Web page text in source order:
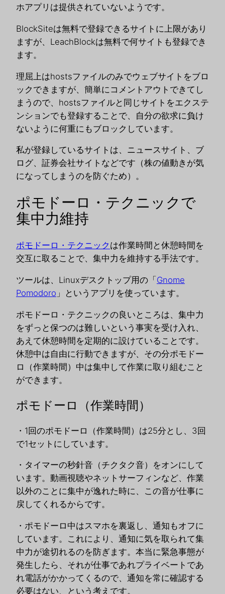
ホアプリは提供されていないようです。
BlockSiteは無料で登録できるサイトに上限があり
ますが、LeachBlockは無料で何サイトも登録でき
ます。
理屈上はhostsファイルのみでウェブサイトをブロ
ックできますが、簡単にコメントアウトできてし
まうので、hostsファイルと同じサイトをエクステ
ンションでも登録することで、自分の欲求に負け
ないように何重にもブロックしています。
私が登録しているサイトは、ニュースサイト、ブ
ログ、証券会社サイトなどです（株の値動きが気
になってしまうのを防ぐため）。
ポモドーロ・テクニックで
集中力維持
ポモドーロ・テクニック は作業時間と休憩時間を
交互に取ることで、集中力を維持する手法です。
ツールは、Linuxデスクトップ用の「Gnome
Pomodoro 」というアプリを使っています。
ポモドーロ・テクニックの良いところは、集中力
をずっと保つのは難しいという事実を受け入れ、
あえて休憩時間を定期的に設けていることです。
休憩中は自由に行動できますが、その分ポモドー
ロ（作業時間）中は集中して作業に取り組むこと
ができます。
ポモドーロ（作業時間）
・1回のポモドーロ（作業時間）は25分とし、3回
で1セットにしています。
・タイマーの秒針音（チクタク音）をオンにして
います。動画視聴やネットサーフィンなど、作業
以外のことに集中が逸れた時に、この音が仕事に
戻してくれるからです。
・ポモドーロ中はスマホを裏返し、通知もオフに
しています。これにより、通知に気を取られて集
中力が途切れるのを防ぎます。本当に緊急事態が
発生したら、それが仕事であれプライベートであ
れ電話がかかってくるので、通知を常に確認する
必要はない、という考えです。